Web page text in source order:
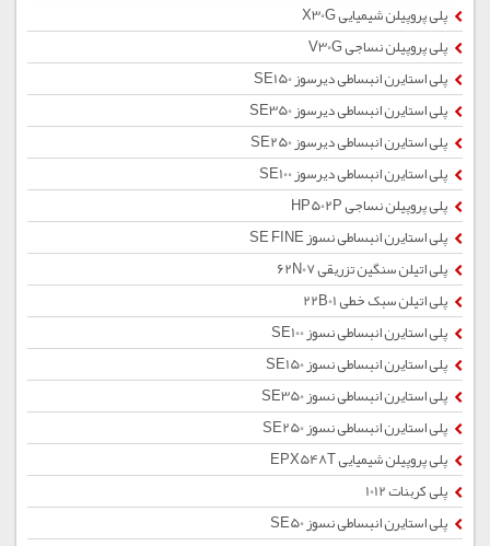
پلی پروپیلن شیمیایی X30G
پلی پروپیلن نساجی V30G
پلی استایرن انبساطی دیرسوز SE150
پلی استایرن انبساطی دیرسوز SE350
پلی استایرن انبساطی دیرسوز SE250
پلی استایرن انبساطی دیرسوز SE100
پلی پروپیلن نساجی HP502P
پلی استایرن انبساطی نسوز SE FINE
پلی اتیلن سنگین تزریقی 62N07
پلی اتیلن سبک خطی 22B01
پلی استایرن انبساطی نسوز SE100
پلی استایرن انبساطی نسوز SE150
پلی استایرن انبساطی نسوز SE350
پلی استایرن انبساطی نسوز SE250
پلی پروپیلن شیمیایی EPX548T
پلی کربنات 1012
پلی استایرن انبساطی نسوز SE50